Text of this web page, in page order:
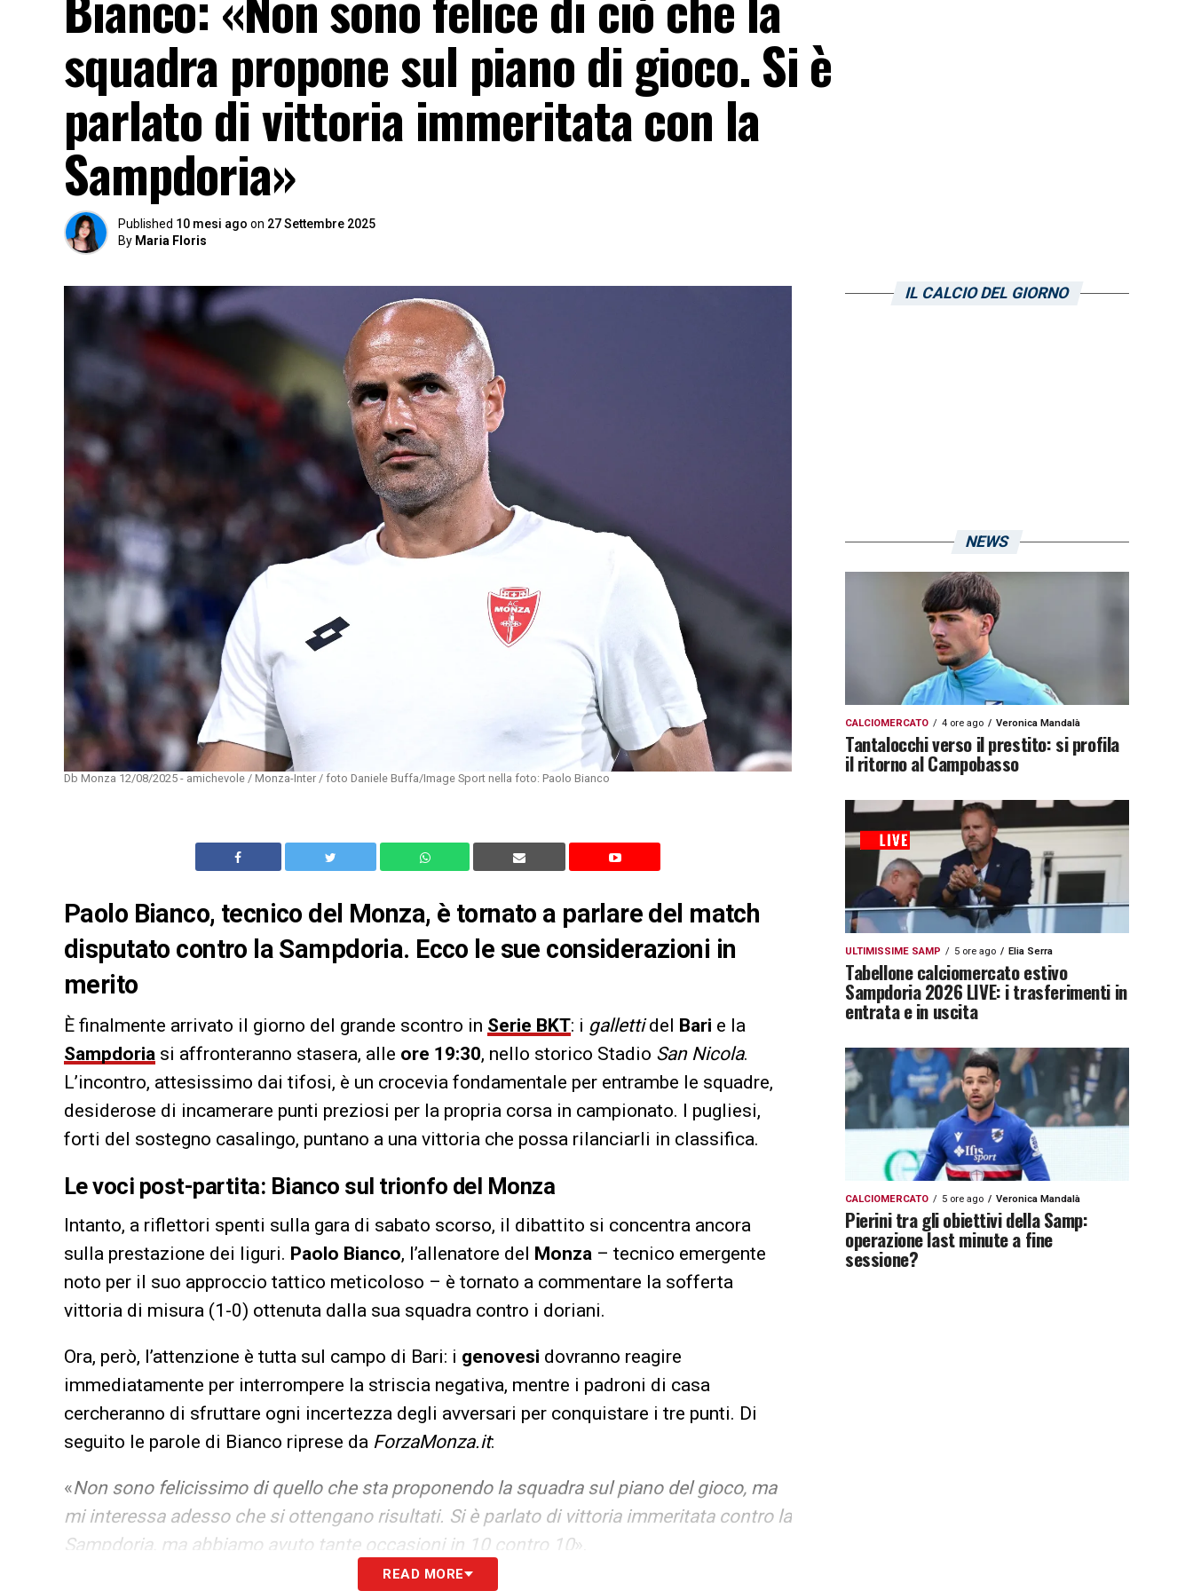
squadra propone sul piano di gioco. Si è
parlato di vittoria immeritata con la
Sampdoria»
Published 10 mesi ago on 27 Settembre 2025
By Maria Floris
Db Monza 12/08/2025 - amichevole / Monza-Inter / foto Daniele Buffa/Image Sport nella foto: Paolo Bianco
Paolo Bianco, tecnico del Monza, è tornato a parlare del match
disputato contro la Sampdoria. Ecco le sue considerazioni in
merito
È finalmente arrivato il giorno del grande scontro in Serie BKT: i gallettidel Bari e la
Sampdoria si affronteranno stasera, alle ore 19:30, nello storico Stadio San Nicola.
L’incontro, attesissimo dai tifosi, è un crocevia fondamentale per entrambe le squadre,
desiderose di incamerare punti preziosi per la propria corsa in campionato. I pugliesi,
forti del sostegno casalingo, puntano a una vittoria che possa rilanciarli in classifica.
Le voci post-partita: Bianco sul trionfo del Monza
Intanto, a riflettori spenti sulla gara di sabato scorso, il dibattito si concentra ancora
sulla prestazione dei liguri. Paolo Bianco, l’allenatore del Monza – tecnico emergente
noto per il suo approccio tattico meticoloso – è tornato a commentare la sofferta
vittoria di misura (1-0) ottenuta dalla sua squadra contro i doriani.
Ora, però, l’attenzione è tutta sul campo di Bari: i genovesi dovranno reagire
immediatamente per interrompere la striscia negativa, mentre i padroni di casa
cercheranno di sfruttare ogni incertezza degli avversari per conquistare i tre punti. Di
seguito le parole di Bianco riprese da ForzaMonza.it:
«Non sono felicissimo di quello che sta proponendo la squadra sul piano del gioco, ma
mi interessa adesso che si ottengano risultati. Si è parlato di vittoria immeritata contro la
Sampdoria, ma abbiamo avuto tante occasioni in 10 contro 10».
READ MORE
IL CALCIO DEL GIORNO
NEWS
CALCIOMERCATO 4 ore ago Veronica Mandalà
Tantalocchi verso il prestito: si profila
il ritorno al Campobasso
ULTIMISSIME SAMP 5 ore ago Elia Serra
Tabellone calciomercato estivo
Sampdoria 2026 LIVE: i trasferimenti in
entrata e in uscita
CALCIOMERCATO 5 ore ago Veronica Mandalà
Pierini tra gli obiettivi della Samp:
operazione last minute a fine
sessione?